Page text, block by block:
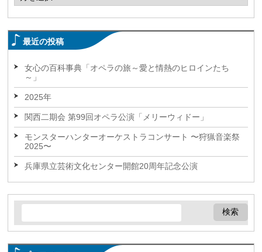
最近の投稿
女心の百科事典「オペラの旅～愛と情熱のヒロインたち
～」
2025年
関西二期会 第99回オペラ公演「メリーウィドー」
モンスターハンターオーケストラコンサート 〜狩猟音楽祭
2025〜
兵庫県立芸術文化センター開館20周年記念公演